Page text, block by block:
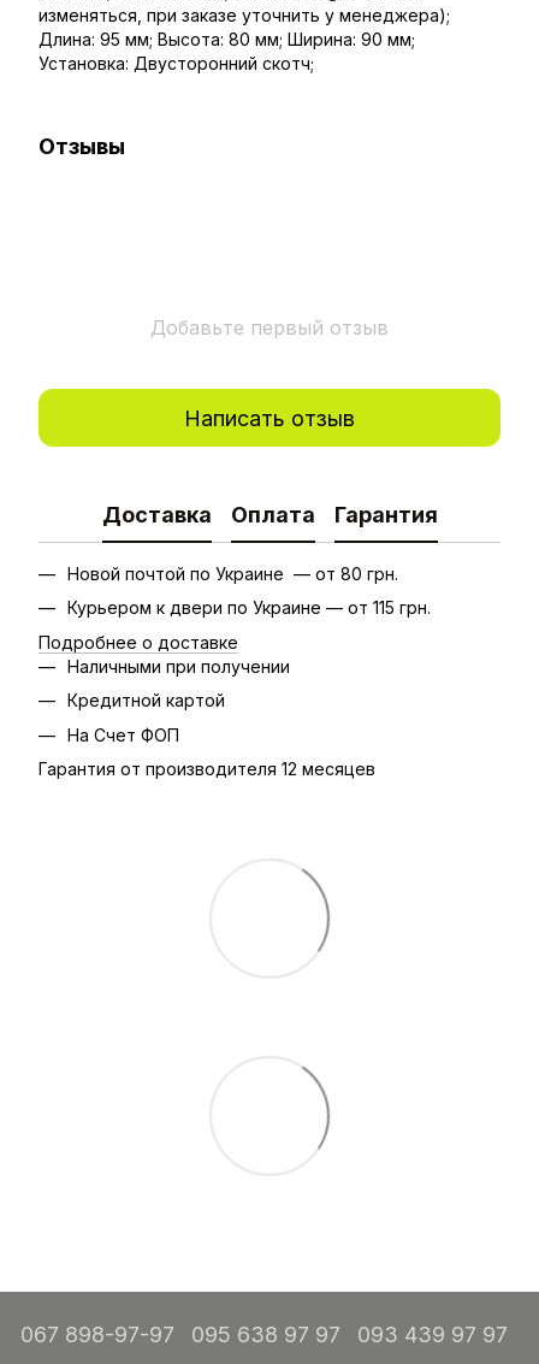
изменяться, при заказе уточнить у менеджера);
Длина: 95 мм; Высота: 80 мм; Ширина: 90 мм;
Установка: Двусторонний скотч;
Отзывы
Добавьте первый отзыв
Написать отзыв
Доставка Оплата Гарантия
Новой почтой по Украине — от 80 грн.
Курьером к двери по Украине — от 115 грн.
Подробнее о доставке
Наличными при получении
Кредитной картой
На Счет ФОП
Гарантия от производителя 12 месяцев
067 898-97-97 095 638 97 97 093 439 97 97